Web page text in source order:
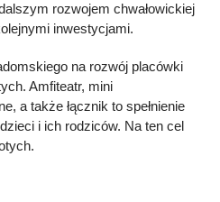
rozwojem chwałowickiej
inwestycjami.
na rozwój placówki
Amfiteatr, mini
a także łącznik to spełnienie
i ich rodziców. Na ten cel